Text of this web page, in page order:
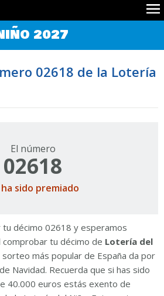
2027
02618 de la Lotería
El número
02618
sido premiado
décimo 02618 y esperamos
tu décimo de Lotería del
sorteo más popular de España da por
Navidad. Recuerda que si has sido
40.000 euros estás exento de